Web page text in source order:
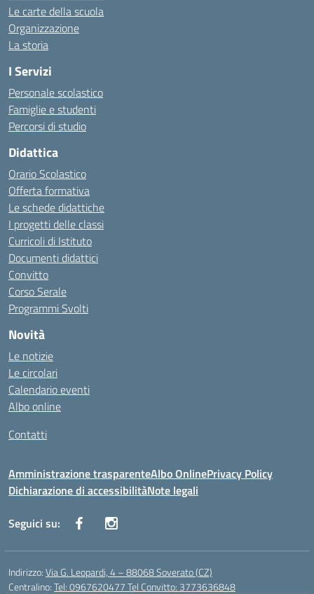
Le carte della scuola
Organizzazione
La storia
I Servizi
Personale scolastico
Famiglie e studenti
Percorsi di studio
Didattica
Orario Scolastico
Offerta formativa
Le schede didattiche
I progetti delle classi
Curricoli di Istituto
Documenti didattici
Convitto
Corso Serale
Programmi Svolti
Novità
Le notizie
Le circolari
Calendario eventi
Albo online
Contatti
Amministrazione trasparenteAlbo OnlinePrivacy Policy
Dichiarazione di accessibilitàNote legali
Seguici su:
Indirizzo:Via G. Leopardi, 4 – 88068 Soverato (CZ)
Centralino:Tel: 0967620477 Tel Convitto: 3773636848